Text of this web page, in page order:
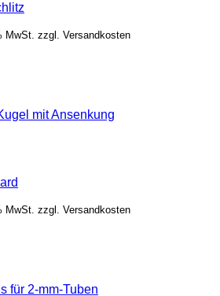
MwSt. zzgl. Versandkosten
MwSt. zzgl. Versandkosten